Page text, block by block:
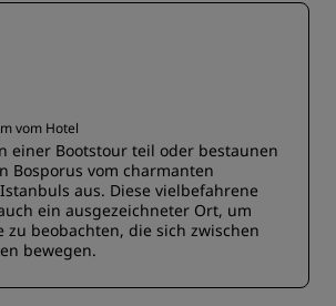
vom Hotel
einer Bootstour teil oder bestaunen
Bosporus vom charmanten
aus. Diese vielbefahrene
ein ausgezeichneter Ort, um
zu beobachten, die sich zwischen
bewegen.